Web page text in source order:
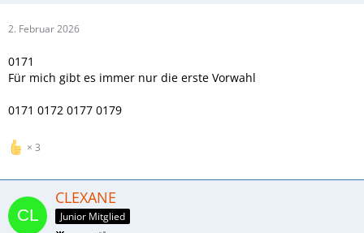
2. Februar 2026
0171
Für mich gibt es immer nur die erste Vorwahl
0171 0172 0177 0179
3
CLEXANE
Junior Mitglied